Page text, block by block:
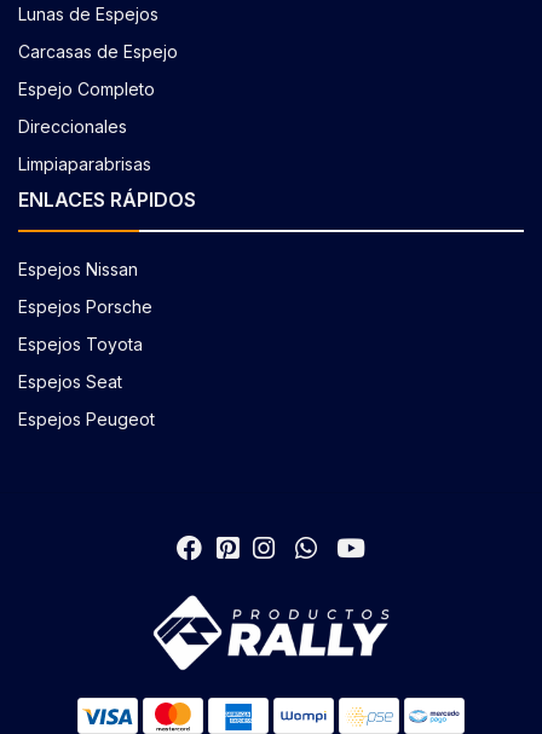
Lunas de Espejos
Carcasas de Espejo
Espejo Completo
Direccionales
Limpiaparabrisas
ENLACES RÁPIDOS
Espejos Nissan
Espejos Porsche
Espejos Toyota
Espejos Seat
Espejos Peugeot